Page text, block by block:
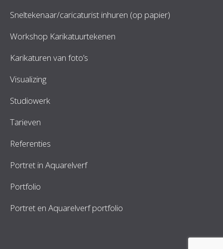
Sneltekenaar/caricaturist inhuren (op papier)
Workshop Karikatuurtekenen
Karikaturen van foto’s
Visualizing
Studiowerk
Tarieven
Referenties
Portret in Aquarelverf
Portfolio
Portret en Aquarelverf portfolio